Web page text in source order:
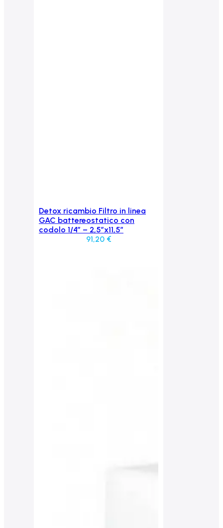
Aggiungi al carrello
Detox ricambio Filtro in linea
GAC battereostatico con
codolo 1/4″ – 2,5″x11,5″
91,20 €